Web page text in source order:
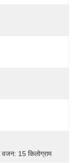
15 किलोग्राम